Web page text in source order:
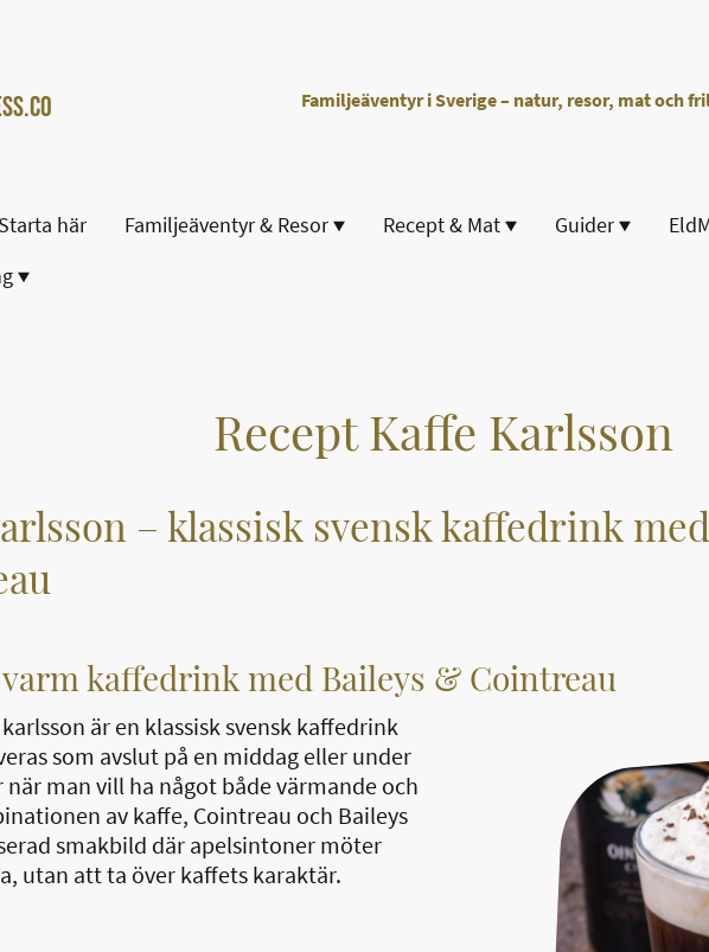
Familjeäventyr i Sverige – natur, resor, mat och
Starta här Familjeäventyr & Resor Recept & Mat Guider
Recept Kaffe Karlsson
kaffedrink med Baileys & Cointreau
– klassisk svensk kaffedrink
är en klassisk svensk kaffedrink
som avslut på en middag eller under
när man vill ha något både värmande och
av kaffe, Cointreau och Baileys
smakbild där apelsintoner möter
utan att ta över kaffets karaktär.